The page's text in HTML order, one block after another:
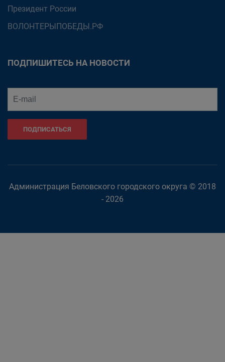
Президент России
ВОЛОНТЕРЫПОБЕДЫ.РФ
ПОДПИШИТЕСЬ НА НОВОСТИ
ПОДПИСАТЬСЯ
Администрация Беловского городского округа © 2018
- 2026